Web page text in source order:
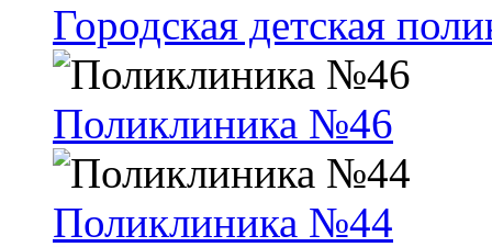
Городская детская
Поликлиника №46
Поликлиника №44